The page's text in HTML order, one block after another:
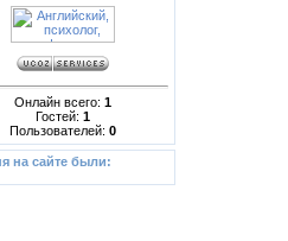
Онлайн всего: 1
Гостей: 1
Пользователей: 0
на сайте были: